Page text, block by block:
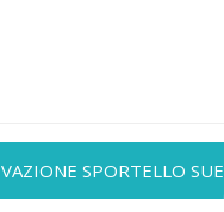
SPORTELLO SUE